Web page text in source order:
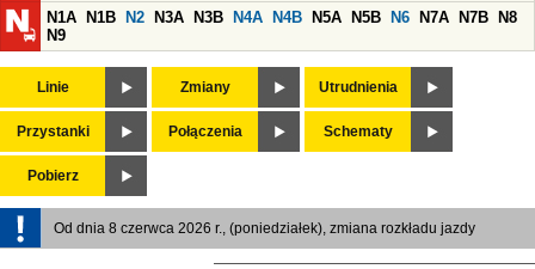
N1A
N1B N2 N3A N3B N4A N4B N5A N5B N6 N7A N7B
N8
N9
Linie Zmiany Utrudnienia
Przystanki Połączenia Schematy
Pobierz
Od dnia 8 czerwca 2026 r., (poniedziałek), zmiana rozkładu jazdy